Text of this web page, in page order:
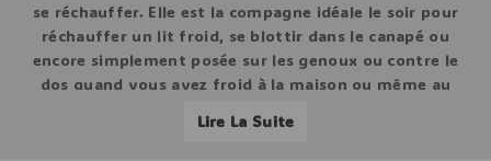
se réchauffer. Elle est la compagne idéale le soir pour
réchauffer un lit froid, se blottir dans le canapé ou
encore simplement posée sur les genoux ou contre le
dos quand vous avez froid à la maison ou même au
8 heures de chaleur
Lire La Suite